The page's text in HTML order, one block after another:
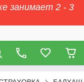
занимает 2 - 3